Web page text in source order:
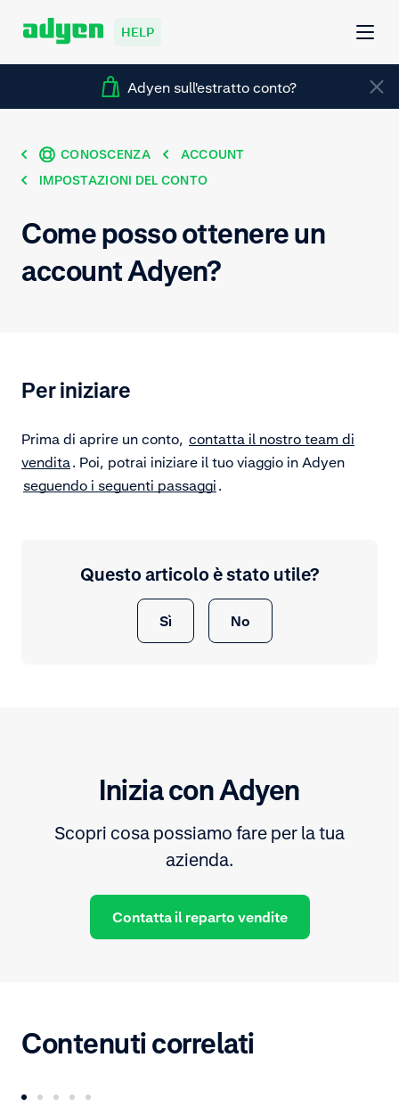
HELP
Adyen sull'estratto conto?
CONOSCENZA
ACCOUNT
IMPOSTAZIONI DEL CONTO
Come posso ottenere un
account Adyen?
Per iniziare
Prima di aprire un conto, contatta il nostro team di
vendita. Poi, potrai iniziare il tuo viaggio in Adyen
seguendo i seguenti passaggi .
Questo articolo è stato utile?
Sì No
Inizia con Adyen
Scopri cosa possiamo fare per la tua
azienda.
Contatta il reparto vendite
Contenuti correlati